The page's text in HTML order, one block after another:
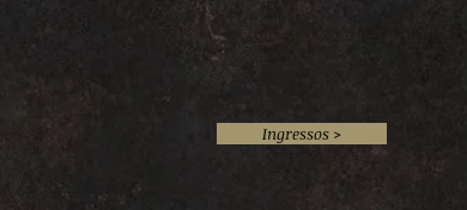
Ingressos >